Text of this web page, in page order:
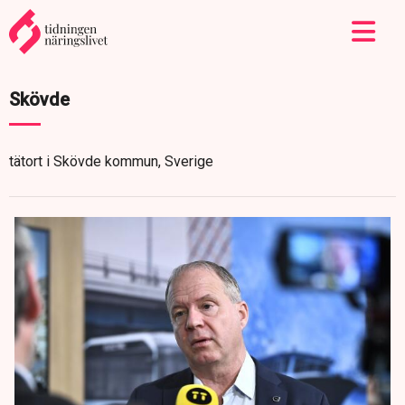
Skövde
tätort i Skövde kommun, Sverige